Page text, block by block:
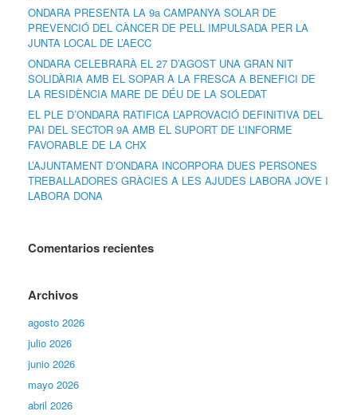
ONDARA PRESENTA LA 9a CAMPANYA SOLAR DE
PREVENCIÓ DEL CÀNCER DE PELL IMPULSADA PER LA
JUNTA LOCAL DE L’AECC
ONDARA CELEBRARÀ EL 27 D’AGOST UNA GRAN NIT
SOLIDÀRIA AMB EL SOPAR A LA FRESCA A BENEFICI DE
LA RESIDÈNCIA MARE DE DÉU DE LA SOLEDAT
EL PLE D’ONDARA RATIFICA L’APROVACIÓ DEFINITIVA DEL
PAI DEL SECTOR 9A AMB EL SUPORT DE L’INFORME
FAVORABLE DE LA CHX
L’AJUNTAMENT D’ONDARA INCORPORA DUES PERSONES
TREBALLADORES GRÀCIES A LES AJUDES LABORA JOVE I
LABORA DONA
Comentarios recientes
Archivos
agosto 2026
julio 2026
junio 2026
mayo 2026
abril 2026